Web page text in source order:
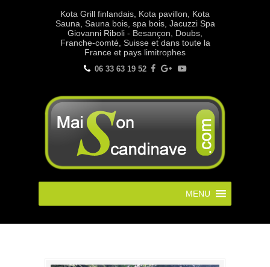
Kota Grill finlandais, Kota pavillon, Kota
Sauna, Sauna bois, spa bois, Jacuzzi Spa
Giovanni Riboli - Besançon, Doubs,
Franche-comté, Suisse et dans toute la
France et pays limitrophes
06 33 63 19 52
MENU